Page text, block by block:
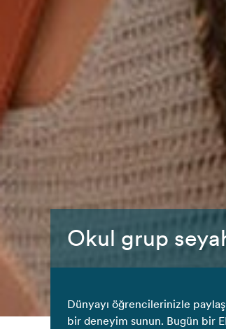
Okul grup
Dünyayı öğrencilerinizle
bir deneyim sunun. Bugün bir